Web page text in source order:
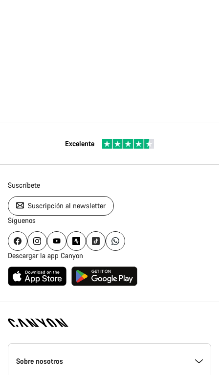
Excelente
Suscríbete
Suscripción al newsletter
Síguenos
Descargar la app Canyon
Canyon
Homepage
Sobre nosotros